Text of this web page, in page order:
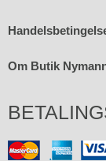
Om Butik